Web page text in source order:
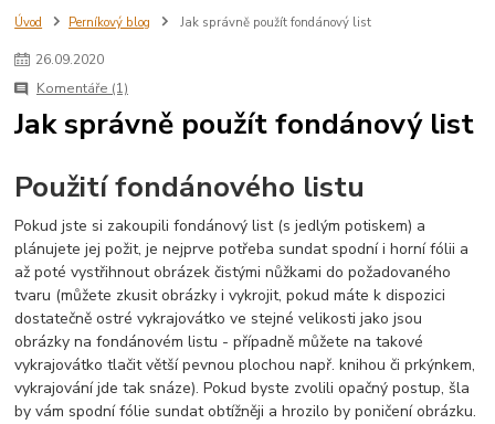
Úvod Perníkový blog Jak správně použít fondánový list
26.09.2020
Komentáře (1)
Jak správně použít fondánový list
Použití fondánového listu
Pokud jste si zakoupili fondánový list (s jedlým potiskem) a
plánujete jej požit, je nejprve potřeba sundat spodní i horní fólii a
až poté vystřihnout obrázek čistými nůžkami do požadovaného
tvaru (můžete zkusit obrázky i vykrojit, pokud máte k dispozici
dostatečně ostré vykrajovátko ve stejné velikosti jako jsou
obrázky na fondánovém listu - případně můžete na takové
vykrajovátko tlačit větší pevnou plochou např. knihou či prkýnkem,
vykrajování jde tak snáze). Pokud byste zvolili opačný postup, šla
by vám spodní fólie sundat obtížněji a hrozilo by poničení obrázku.